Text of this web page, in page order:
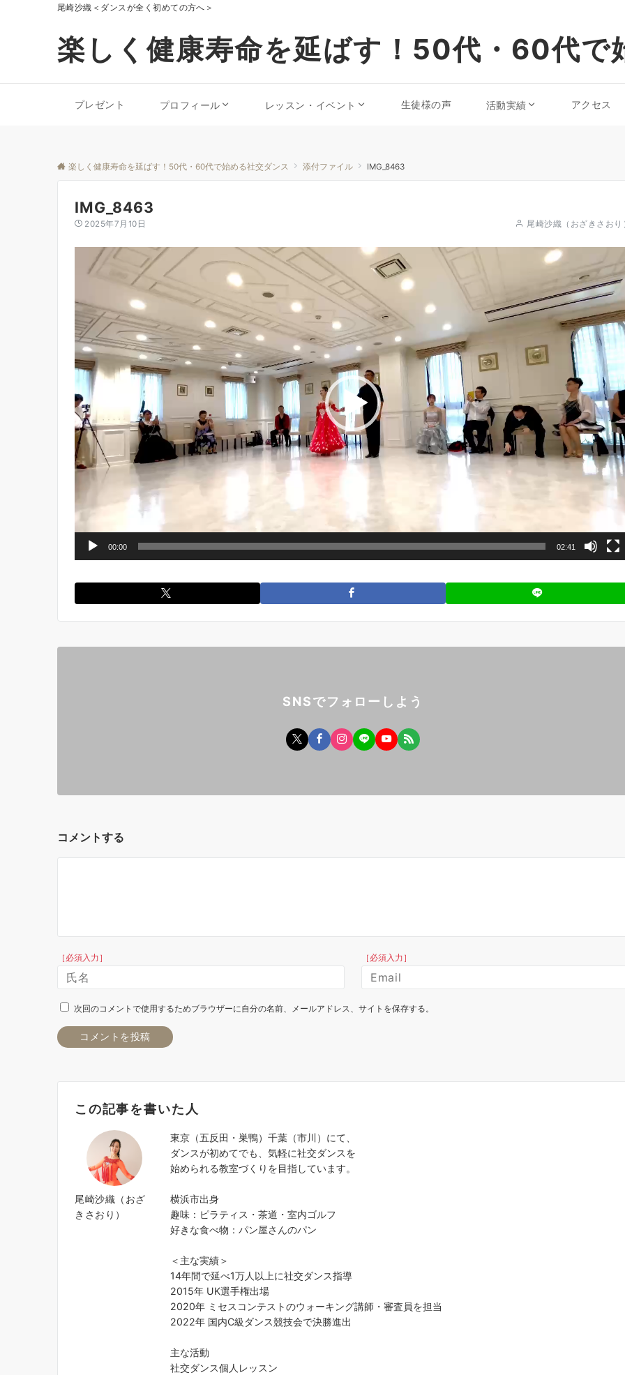
尾崎沙織＜ダンスが全く初めての方へ＞
楽しく健康寿命を延ばす！50代・60代で
プレゼント プロフィール レッスン・イベント 生徒様の声 活動実績 アクセス
楽しく健康寿命を延ばす！50代・60代で始める社交ダンス 添付ファイル IMG_8463
IMG_8463
2025年7月10日 尾崎沙織（おざきさおり
レ
ー
ヤ
ー
00:00 02:41
SNSでフォローしよう
コメントする
［必須入力］ ［必須入力］
次回のコメントで使用するためブラウザーに自分の名前、メールアドレス、サイトを保存する。
この記事を書いた人
尾崎沙織（おざ
きさおり）
東京（五反田・巣鴨）千葉（市川）にて、
ダンスが初めてでも、気軽に社交ダンスを
始められる教室づくりを目指しています。
横浜市出身
趣味：ピラティス・茶道・室内ゴルフ
好きな食べ物：パン屋さんのパン
＜主な実績＞
14年間で延べ1万人以上に社交ダンス指導
2015年 UK選手権出場
2020年 ミセスコンテストのウォーキング講師・審査員を担当
2022年 国内C級ダンス競技会で決勝進出
主な活動
社交ダンス個人レッスン